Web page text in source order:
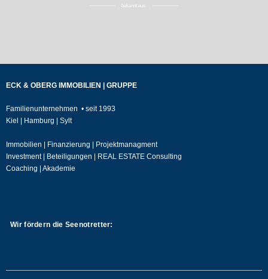
bekannt aus:
ECK & OBERG IMMOBILIEN | GRUPPE
Familienunternehmen • seit 1993
Kiel | Hamburg | Sylt
Immobilien | Finanzierung | Projektmanagment
Investment | Beteiligungen | REAL ESTATE Consulting
Coaching | Akademie
Wir fördern die Seenotretter: